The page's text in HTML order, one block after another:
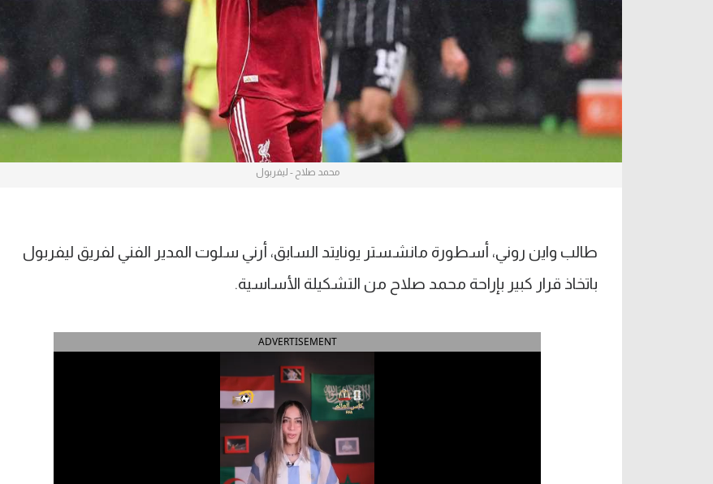
محمد صلاح - ليفربول
طالب واين روني، أسطورة مانشستر يونايتد السابق، أرني سلوت المدير الفني لفريق ليفربول
باتخاذ قرار كبير بإراحة محمد صلاح من التشكيلة الأساسية.
ADVERTISEMENT